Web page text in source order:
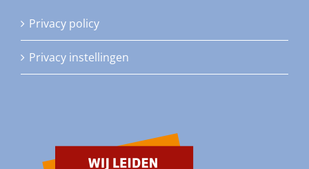
Privacy policy
Privacy instellingen